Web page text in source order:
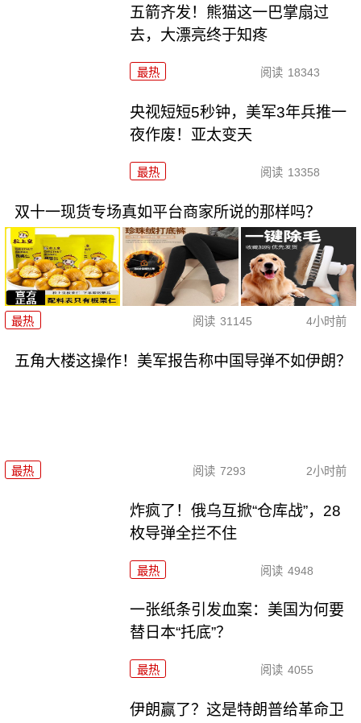
五箭齐发！熊猫这一巴掌扇过
去，大漂亮终于知疼
最热 阅读 18343
央视短短5秒钟，美军3年兵推一
夜作废！亚太变天
最热 阅读 13358
双十一现货专场真如平台商家所说的那样吗？
最热 阅读 31145 4小时前
五角大楼这操作！美军报告称中国导弹不如伊朗？
最热 阅读 7293 2小时前
炸疯了！俄乌互掀“仓库战”，28
枚导弹全拦不住
最热 阅读 4948
一张纸条引发血案：美国为何要
替日本“托底”？
最热 阅读 4055
伊朗赢了？这是特朗普给革命卫